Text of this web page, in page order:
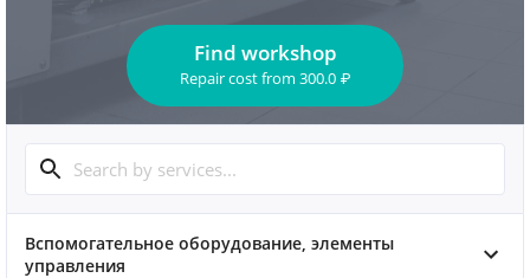
Find workshop
Repair costfrom 300.0 ₽
Вспомогательное оборудование, элементы
управления